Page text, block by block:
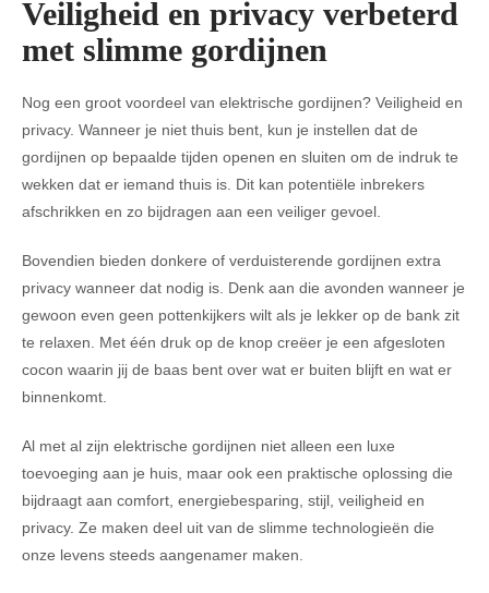
Veiligheid en privacy verbeterd
met slimme gordijnen
Nog een groot voordeel van elektrische gordijnen? Veiligheid en
privacy. Wanneer je niet thuis bent, kun je instellen dat de
gordijnen op bepaalde tijden openen en sluiten om de indruk te
wekken dat er iemand thuis is. Dit kan potentiële inbrekers
afschrikken en zo bijdragen aan een veiliger gevoel.
Bovendien bieden donkere of verduisterende gordijnen extra
privacy wanneer dat nodig is. Denk aan die avonden wanneer je
gewoon even geen pottenkijkers wilt als je lekker op de bank zit
te relaxen. Met één druk op de knop creëer je een afgesloten
cocon waarin jij de baas bent over wat er buiten blijft en wat er
binnenkomt.
Al met al zijn elektrische gordijnen niet alleen een luxe
toevoeging aan je huis, maar ook een praktische oplossing die
bijdraagt aan comfort, energiebesparing, stijl, veiligheid en
privacy. Ze maken deel uit van de slimme technologieën die
onze levens steeds aangenamer maken.